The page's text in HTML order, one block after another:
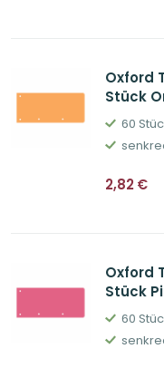
Oxford
Stück
60
2,82€
Oxford
Stück
60